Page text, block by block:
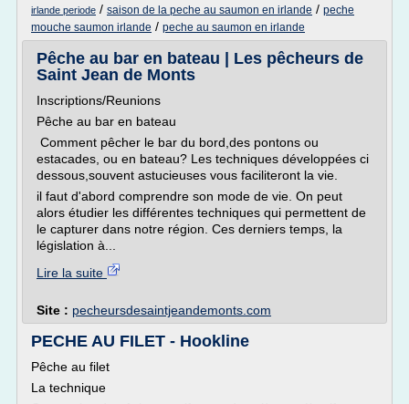
irlande periode / saison de la peche au saumon en irlande / peche
mouche saumon irlande / peche au saumon en irlande
Pêche au bar en bateau | Les pêcheurs de
Saint Jean de Monts
Inscriptions/Reunions
Pêche au bar en bateau
Comment pêcher le bar du bord,des pontons ou
estacades, ou en bateau? Les techniques développées ci
dessous,souvent astucieuses vous faciliteront la vie.
il faut d'abord comprendre son mode de vie. On peut
alors étudier les différentes techniques qui permettent de
le capturer dans notre région. Ces derniers temps, la
législation à...
Lire la suite
Site : pecheursdesaintjeandemonts.com
PECHE AU FILET - Hookline
Pêche au filet
La technique